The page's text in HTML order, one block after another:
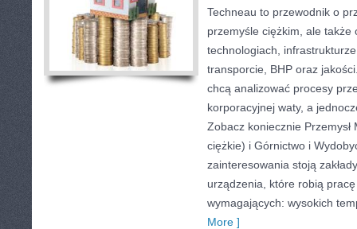
Techneau to przewodnik o
przemyśle ciężkim, ale także
technologiach,
transporcie, BHP oraz
chcą analizować procesy
korporacyjnej waty, a
Zobacz koniecznie
ciężkie) i Górnictwo i
zainteresowania stoją
urządzenia, które robią
wymagających: wysokich
More ]